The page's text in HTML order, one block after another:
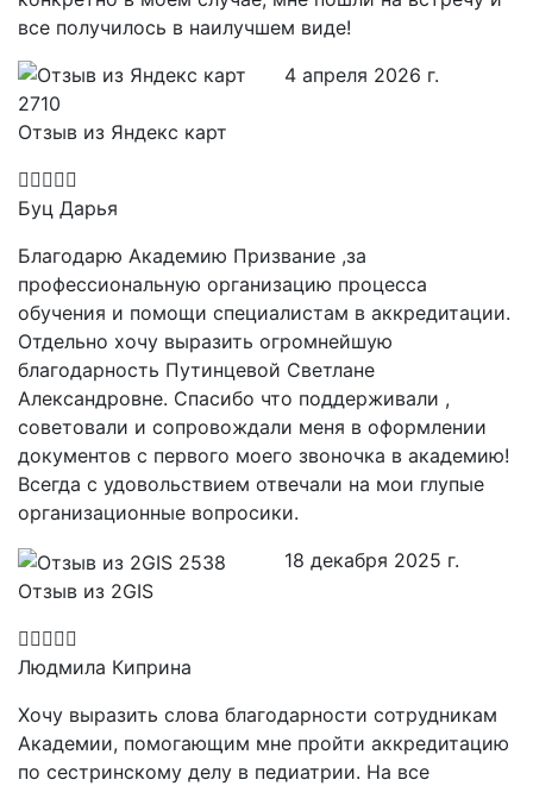
все получилось в наилучшем виде!
Отзыв из Яндекс карт
4 апреля 2026 г.
Буц Дарья
Благодарю Академию Призвание ,за
профессиональную организацию процесса
обучения и помощи специалистам в аккредитации.
Отдельно хочу выразить огромнейшую
благодарность Путинцевой Светлане
Александровне. Спасибо что поддерживали ,
советовали и сопровождали меня в оформлении
документов с первого моего звоночка в академию!
Всегда с удовольствием отвечали на мои глупые
организационные вопросики.
Отзыв из 2GIS
18 декабря 2025 г.
Людмила Киприна
Хочу выразить слова благодарности сотрудникам
Академии, помогающим мне пройти аккредитацию
по сестринскому делу в педиатрии. На все